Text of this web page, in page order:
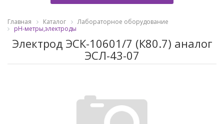
Главная Каталог
Лабораторное оборудование
pH-метры,электроды
Электрод ЭСК-10601/7 (К80.7) аналог
ЭСЛ-43-07